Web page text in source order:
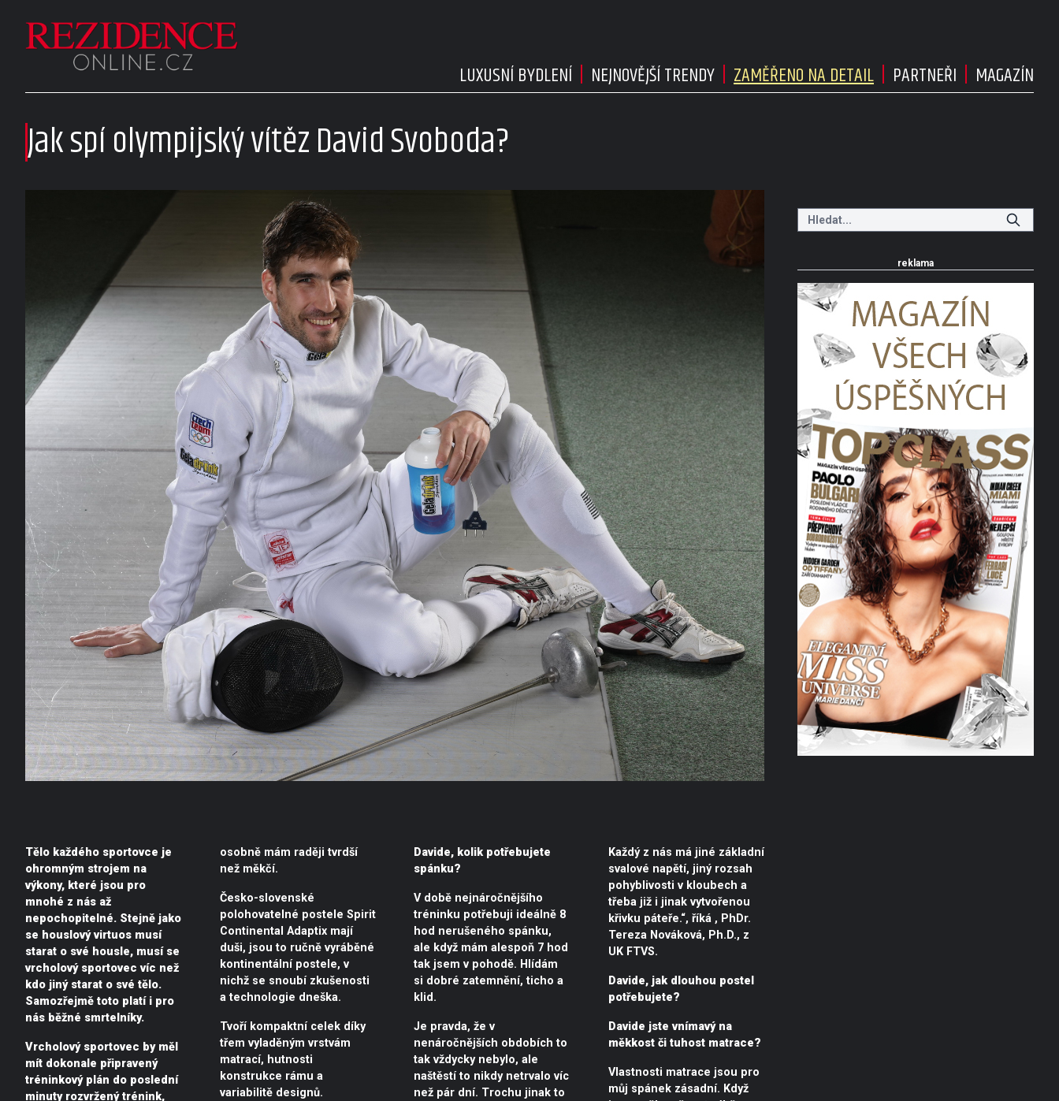
LUXUSNÍ BYDLENÍ NEJNOVĚJŠÍ TRENDY ZAMĚŘENO NA DETAIL PARTNEŘI MAGAZÍN
Jak spí olympijský vítěz David Svoboda?
Tělo každého sportovce je
ohromným strojem na
výkony, které jsou pro
mnohé z nás až
nepochopitelné. Stejně jako
se houslový virtuos musí
starat o své housle, musí se
vrcholový sportovec víc než
kdo jiný starat o své tělo.
Samozřejmě toto platí i pro
nás běžné smrtelníky.
Vrcholový sportovec by měl
mít dokonale připravený
tréninkový plán do poslední
minuty rozvržený trénink,
osobně mám raději tvrdší
než měkčí.
Česko-slovenské
polohovatelné postele Spirit
Continental Adaptix mají
duši, jsou to ručně vyráběné
kontinentální postele, v
nichž se snoubí zkušenosti
a technologie dneška.
Tvoří kompaktní celek díky
třem vyladěným vrstvám
matrací, hutnosti
konstrukce rámu a
variabilitě designů.
Davide, kolik potřebujete
spánku?
V době nejnáročnějšího
tréninku potřebuji ideálně 8
hod nerušeného spánku,
ale když mám alespoň 7 hod
tak jsem v pohodě. Hlídám
si dobré zatemnění, ticho a
klid.
Je pravda, že v
nenáročnějších obdobích to
tak vždycky nebylo, ale
naštěstí to nikdy netrvalo víc
než pár dní. Trochu jinak to
Každý z nás má jiné základní
svalové napětí, jiný rozsah
pohyblivosti v kloubech a
třeba již i jinak vytvořenou
křivku páteře.“, říká , PhDr.
Tereza Nováková, Ph.D., z
UK FTVS.
Davide, jak dlouhou postel
potřebujete?
Davide jste vnímavý na
měkkost či tuhost matrace?
Vlastnosti matrace jsou pro
můj spánek zásadní. Když
reklama